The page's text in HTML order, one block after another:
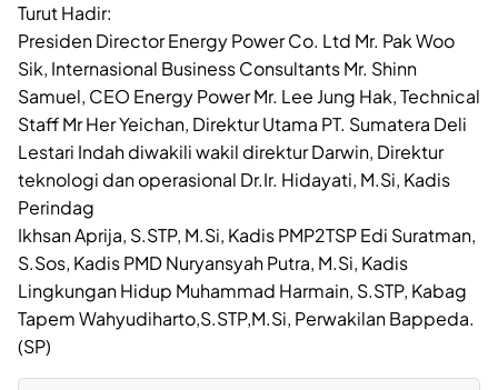
Turut Hadir:
Presiden Director Energy Power Co. Ltd Mr. Pak Woo
Sik, Internasional Business Consultants Mr. Shinn
Samuel, CEO Energy Power Mr. Lee Jung Hak, Technical
Staff Mr Her Yeichan, Direktur Utama PT. Sumatera Deli
Lestari Indah diwakili wakil direktur Darwin, Direktur
teknologi dan operasional Dr.Ir. Hidayati, M.Si, Kadis
Perindag
Ikhsan Aprija, S.STP, M.Si, Kadis PMP2TSP Edi Suratman,
S.Sos, Kadis PMD Nuryansyah Putra, M.Si, Kadis
Lingkungan Hidup Muhammad Harmain, S.STP, Kabag
Tapem Wahyudiharto,S.STP,M.Si, Perwakilan Bappeda.
(SP)